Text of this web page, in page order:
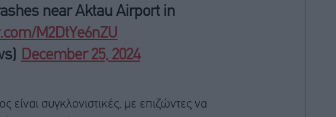
near Aktau Airport in
M2DtYe6nZU
December 25, 2024
είναι συγκλονιστικές, με επιζώντες να